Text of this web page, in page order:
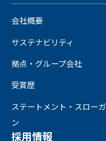
会社概要
サステナビリティ
拠点・グループ会社
受賞歴
ステートメント・スローガ
ン
採用情報